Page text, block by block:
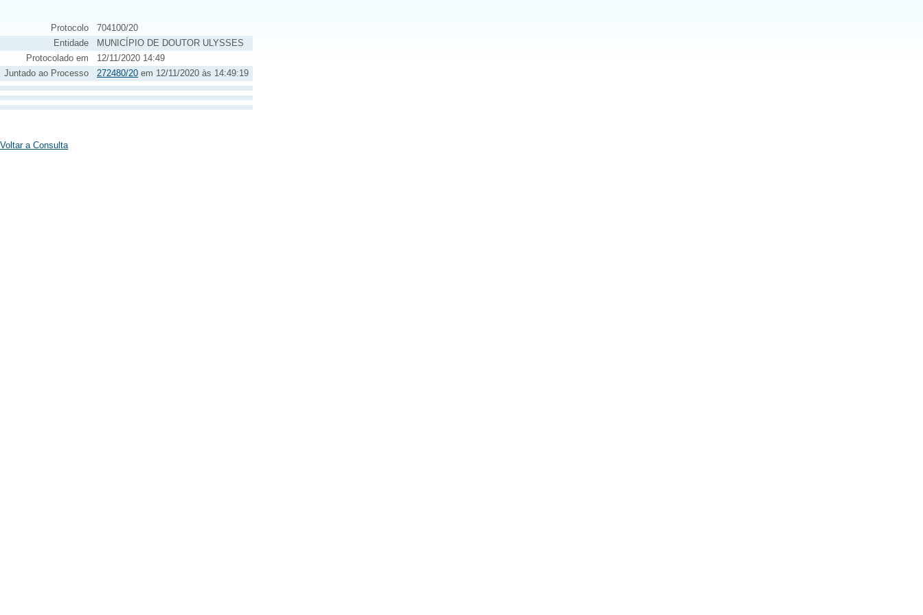
Protocolo
704100/20
Entidade
MUNICÍPIO DE DOUTOR ULYSSES
Protocolado em
12/11/2020 14:49
Juntado ao Processo
272480/20 em 12/11/2020 às 14:49:19
Voltar a Consulta